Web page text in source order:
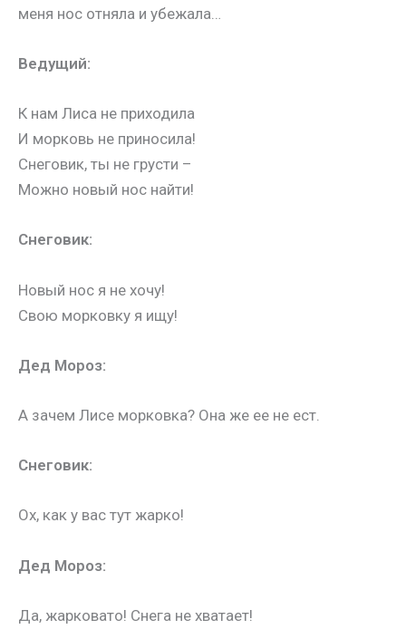
меня нос отняла и убежала…
Ведущий:
К нам Лиса не приходила
И морковь не приносила!
Снеговик, ты не грусти –
Можно новый нос найти!
Снеговик:
Новый нос я не хочу!
Свою морковку я ищу!
Дед Мороз:
А зачем Лисе морковка? Она же ее не ест.
Снеговик:
Ох, как у вас тут жарко!
Дед Мороз:
Да, жарковато! Снега не хватает!